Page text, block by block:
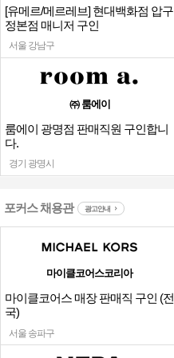
[유메르/메르레브] 현대백화점 압구
정본점 매니저 구인
서울 강남구
㈜ 룸에이
룸에이 광명점 판매직원 구인합니
다.
경기 광명시
포커스 채용관 광고안내
마이클코어스코리아
마이클코어스 매장 판매직 구인 (전
국)
서울 송파구